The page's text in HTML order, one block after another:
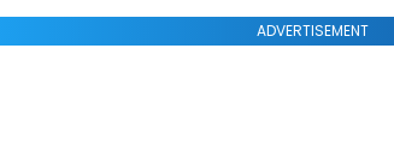
ADVERTISEMENT